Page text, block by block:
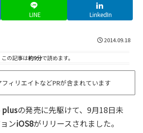
LINE LinkedIn
2014.09.18
この記事は約9分で読めます。
ィリエイトなどPRが含まれています
plusの発売に先駆けて、9月18日未
ンiOS8がリリースされました。